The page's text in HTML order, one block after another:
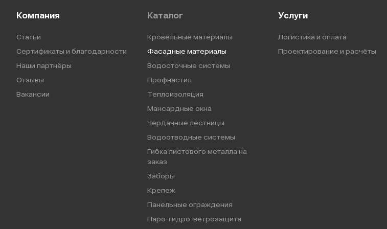
Компания
Статьи
Сертификаты и благодарности
Наши партнёры
Отзывы
Вакансии
Каталог
Кровельные материалы
Фасадные материалы
Водосточные системы
Профнастил
Теплоизоляция
Мансардные окна
Чердачные лестницы
Водоотводные системы
Гибка листового металла на
заказ
Заборы
Крепеж
Панельные ограждения
Паро-гидро-ветрозащита
Услуги
Логистика и оплата
Проектирование и расчёты